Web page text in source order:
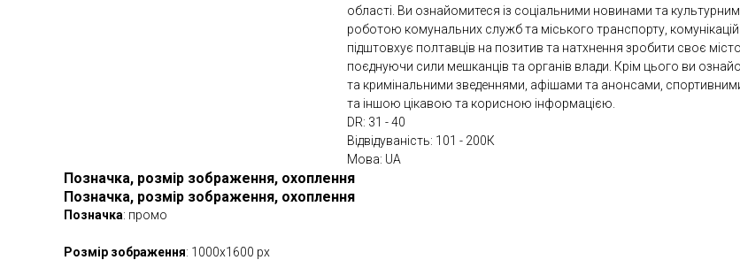
області. Ви ознайомитеся із соціальними новинами та
роботою комунальних служб та міського транспорту,
підштовхує полтавців на позитив та натхнення зробити своє
поєднуючи сили мешканців та органів влади. Крім цього ви
та кримінальними зведеннями, афішами та анонсами,
та іншою цікавою та корисною інформацією.
DR: 31 - 40
Відвідуваність: 101 - 200К
Мова: UA
Позначка, розмір зображення, охоплення
Позначка, розмір зображення, охоплення
Позначка: промо
Розмір зображення: 1000х1600 рх